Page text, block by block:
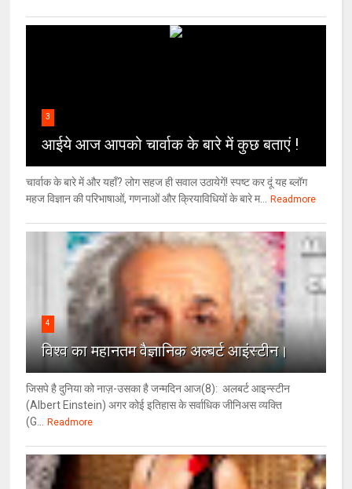
3
आईये आज आपको चार्वाक के बारे में कुछ बताएं !
चार्वाक के बारे में और यहाँ? लोग सहज ही सवाल उठायेगें! स्पष्ट कर दूं यह ब्लॉग
महज विज्ञान की परिभाषाओं, गणनाओं और क्रियाविधियों के बारे म...
Readmore
4
विश्‍व का महानतम वैज्ञानिक अल्बर्ट आइंस्टीन।
जिसपे है दुनिया को नाज़-उसका है जन्मदिन आज(8): अलबर्ट आइन्स्टीन
(Albert Einstein) अगर कोई इतिहास के सर्वाधिक जीनिअस व्यक्ति
(G...
Readmore